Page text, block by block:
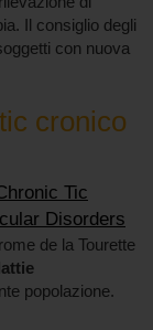
Il consiglio degli
con nuova
cronico
Tic
Disorders
de la Tourette
popolazione.